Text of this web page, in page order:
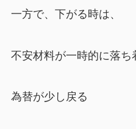
一方で、下がる時は、
不安材料が一時的に落ち
為替が少し戻る